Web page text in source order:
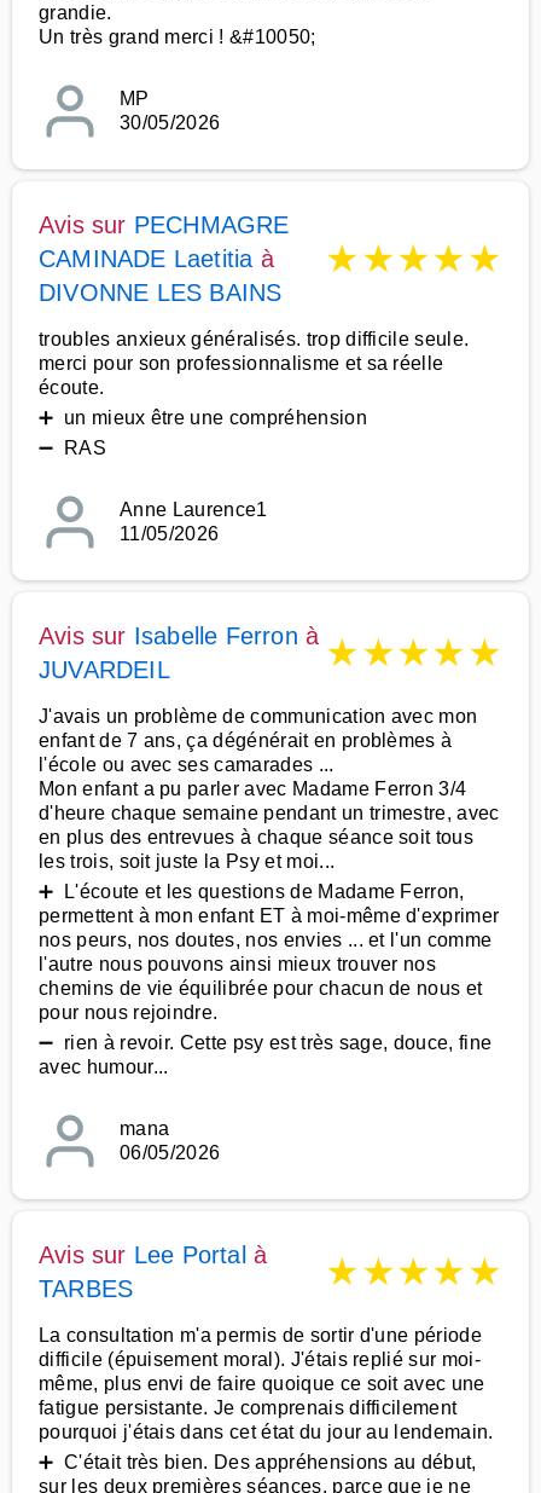
grandie.
Un très grand merci ! &#10050;
MP
30/05/2026
Avis sur PECHMAGRE
CAMINADE Laetitia à
DIVONNE LES BAINS
★★★★★
troubles anxieux généralisés. trop difficile seule.
merci pour son professionnalisme et sa réelle
écoute.
➕ un mieux être une compréhension
➖ RAS
Anne Laurence1
11/05/2026
Avis sur Isabelle Ferron à
JUVARDEIL
★★★★★
J'avais un problème de communication avec mon
enfant de 7 ans, ça dégénérait en problèmes à
l'école ou avec ses camarades ...
Mon enfant a pu parler avec Madame Ferron 3/4
d'heure chaque semaine pendant un trimestre, avec
en plus des entrevues à chaque séance soit tous
les trois, soit juste la Psy et moi...
➕ L'écoute et les questions de Madame Ferron,
permettent à mon enfant ET à moi-même d'exprimer
nos peurs, nos doutes, nos envies ... et l'un comme
l'autre nous pouvons ainsi mieux trouver nos
chemins de vie équilibrée pour chacun de nous et
pour nous rejoindre.
➖ rien à revoir. Cette psy est très sage, douce, fine
avec humour...
mana
06/05/2026
Avis sur Lee Portal à
TARBES
★★★★★
La consultation m'a permis de sortir d'une période
difficile (épuisement moral). J'étais replié sur moi-
même, plus envi de faire quoique ce soit avec une
fatigue persistante. Je comprenais difficilement
pourquoi j'étais dans cet état du jour au lendemain.
➕ C'était très bien. Des appréhensions au début,
sur les deux premières séances, parce que je ne